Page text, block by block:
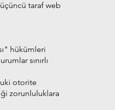
taraf web
hükümleri
sınırlı
otorite
zorunluluklara